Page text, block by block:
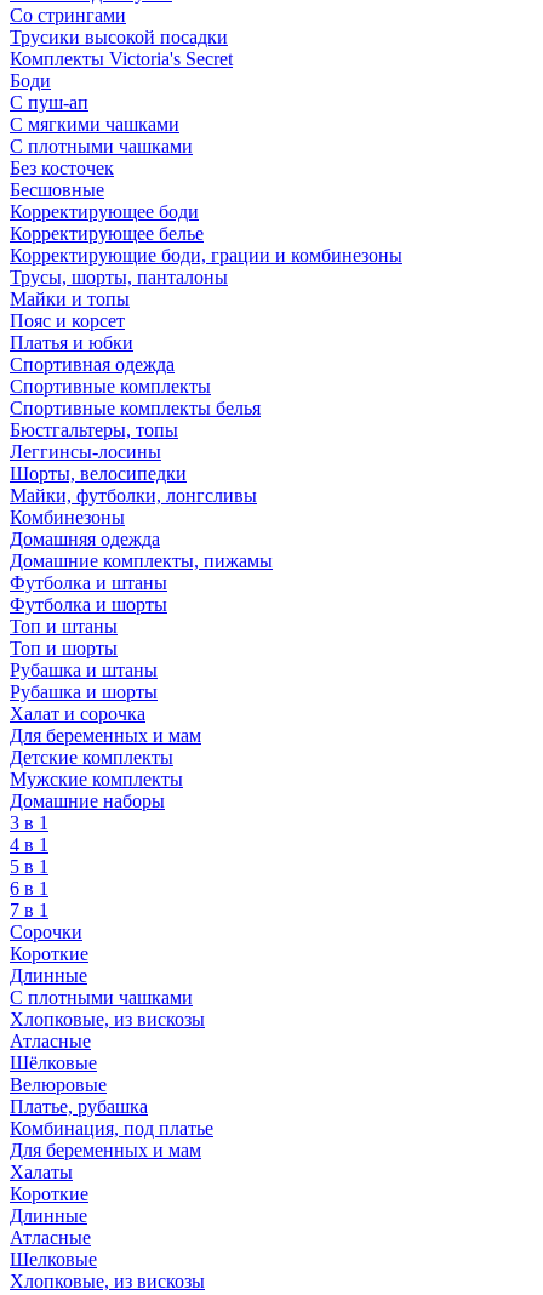
Со стрингами
Трусики высокой посадки
Комплекты Victoria's Secret
Боди
С пуш-ап
С мягкими чашками
С плотными чашками
Без косточек
Бесшовные
Корректирующее боди
Корректирующее белье
Корректирующие боди, грации и комбинезоны
Трусы, шорты, панталоны
Майки и топы
Пояс и корсет
Платья и юбки
Спортивная одежда
Спортивные комплекты
Спортивные комплекты белья
Бюстгальтеры, топы
Леггинсы-лосины
Шорты, велосипедки
Майки, футболки, лонгсливы
Комбинезоны
Домашняя одежда
Домашние комплекты, пижамы
Футболка и штаны
Футболка и шорты
Топ и штаны
Топ и шорты
Рубашка и штаны
Рубашка и шорты
Халат и сорочка
Для беременных и мам
Детские комплекты
Мужские комплекты
Домашние наборы
3 в 1
4 в 1
5 в 1
6 в 1
7 в 1
Сорочки
Короткие
Длинные
С плотными чашками
Хлопковые, из вискозы
Атласные
Шёлковые
Велюровые
Платье, рубашка
Комбинация, под платье
Для беременных и мам
Халаты
Короткие
Длинные
Атласные
Шелковые
Хлопковые, из вискозы